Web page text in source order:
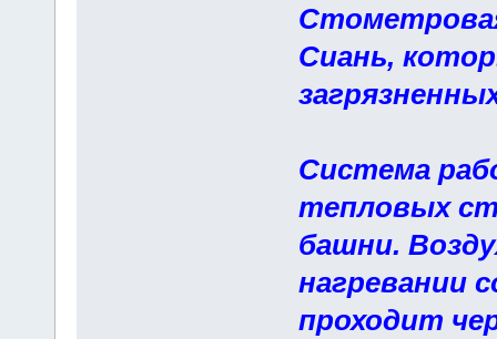
Сиань,
Система
тепловых
башни.
нагревании
проходит